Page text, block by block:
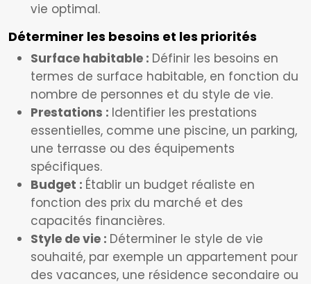
vie optimal.
Déterminer les besoins et les priorités
Surface habitable : Définir les besoins en
termes de surface habitable, en fonction du
nombre de personnes et du style de vie.
Prestations : Identifier les prestations
essentielles, comme une piscine, un parking,
une terrasse ou des équipements
spécifiques.
Budget : Établir un budget réaliste en
fonction des prix du marché et des
capacités financières.
Style de vie : Déterminer le style de vie
souhaité, par exemple un appartement pour
des vacances, une résidence secondaire ou